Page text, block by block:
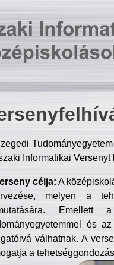
Informatikai
célja: A
melyen a
Emellett
és
válhatnak. A
a